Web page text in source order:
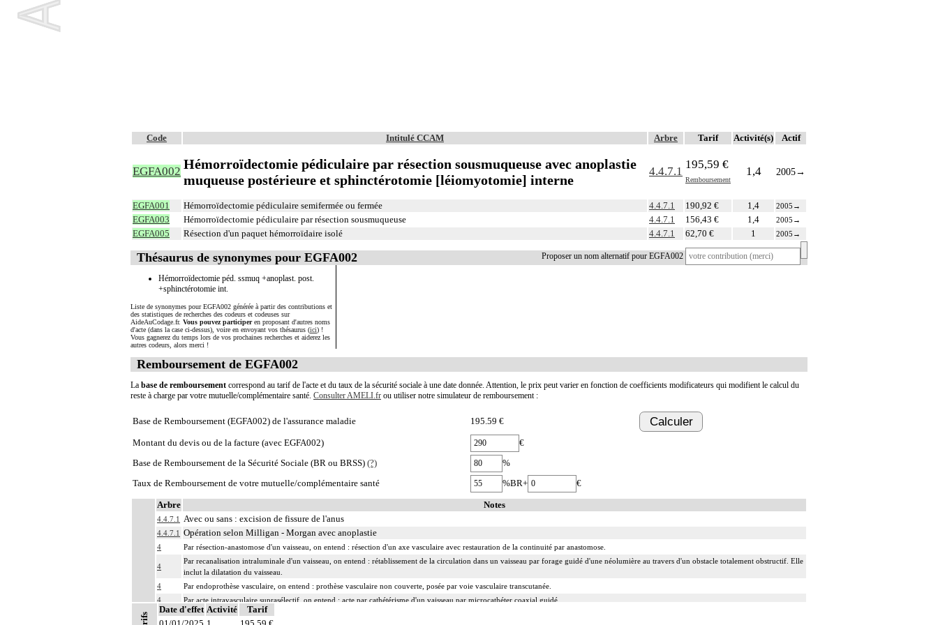
Code Intitulé CCAM Arbre Tarif Activité(s) Actif
EGFA002 Hémorroïdectomie pédiculaire par résection sousmuqueuse avec anoplastie
muqueuse postérieure et sphinctérotomie [léiomyotomie] interne
4.4.7.1
195,59 €
Remboursement
1,4 2005→
EGFA001 Hémorroïdectomie pédiculaire semifermée ou fermée 4.4.7.1 190,92 € 1,4 2005 →
EGFA003 Hémorroïdectomie pédiculaire par résection sousmuqueuse 4.4.7.1 156,43 € 1,4 2005 →
EGFA005 Résection d'un paquet hémorroïdaire isolé 4.4.7.1 62,70 € 1 2005 →
Proposer un nom alternatif pour EGFA002
Thésaurus de synonymes pour EGFA002
Hémorroïdectomie péd. ssmuq +anoplast. post.
+sphinctérotomie int.
Liste de synonymes pour EGFA002 générée à partir des contributions et
des statistiques de recherches des codeurs et codeuses sur
AideAuCodage.fr. Vous pouvez participeren proposant d'autres noms
d'acte (dans la case ci-dessus), voire en envoyant vos thésaurus (ici) !
Vous gagnerez du temps lors de vos prochaines recherches et aiderez les
autres codeurs, alors merci !
Remboursement de EGFA002
La base de remboursement correspond au tarif de l'acte et du taux de la sécurité sociale à une date donnée. Attention, le prix peut varier en fonction de coefficients modificateurs qui modifient le calcul du
reste à charge par votre mutuelle/complémentaire santé. Consulter AMELI.fr ou utiliser notre simulateur de remboursement :
Base de Remboursement (EGFA002) de l'assurance maladie 195.59 € Calculer
Montant du devis ou de la facture (avec EGFA002)
€
Base de Remboursement de la Sécurité Sociale (BR ou BRSS) (?)
%
Taux de Remboursement de votre mutuelle/complémentaire santé
%BR+ €
Arbre Notes
4.4.7.1 Avec ou sans : excision de fissure de l'anus
4.4.7.1 Opération selon Milligan - Morgan avec anoplastie
4 Par résection-anastomose d'un vaisseau, on entend : résection d'un axe vasculaire avec restauration de la continuité par anastomose.
4
Par recanalisation intraluminale d'un vaisseau, on entend : rétablissement de la circulation dans un vaisseau par forage guidé d'une néolumière au travers d'un obstacle totalement obstructif. Elle
inclut la dilatation du vaisseau.
4
Par endoprothèse vasculaire, on entend : prothèse vasculaire non couverte, posée par voie vasculaire transcutanée.
4
Par acte intravasculaire suprasélectif, on entend : acte par cathétérisme d'un vaisseau par microcathéter coaxial guidé.
4
Par acte intravasculaire sélectif ou hypersélectif, on entend : acte par cathétérisme d'une branche d'un vaisseau quel que soit son ordre de division, par sonde guidée.
Date d'effet Activité
Tarif